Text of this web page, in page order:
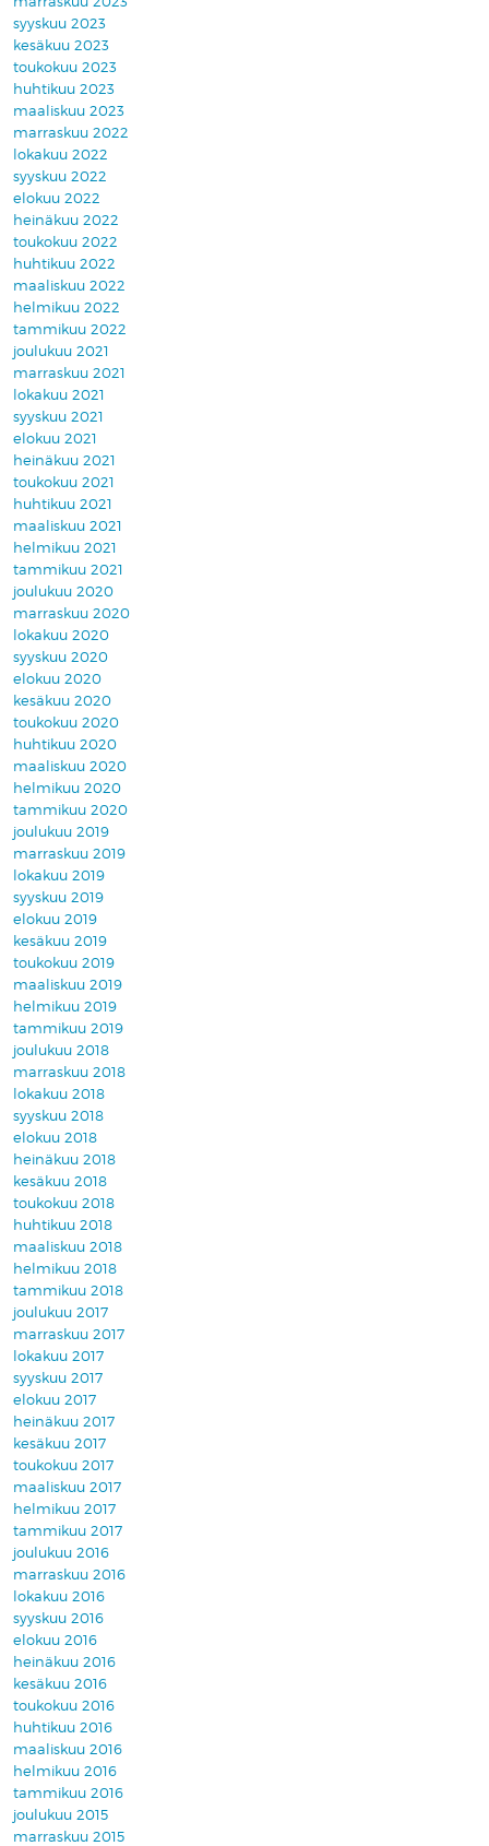
syyskuu 2023
kesäkuu 2023
toukokuu 2023
huhtikuu 2023
maaliskuu 2023
marraskuu 2022
lokakuu 2022
syyskuu 2022
elokuu 2022
heinäkuu 2022
toukokuu 2022
huhtikuu 2022
maaliskuu 2022
helmikuu 2022
tammikuu 2022
joulukuu 2021
marraskuu 2021
lokakuu 2021
syyskuu 2021
elokuu 2021
heinäkuu 2021
toukokuu 2021
huhtikuu 2021
maaliskuu 2021
helmikuu 2021
tammikuu 2021
joulukuu 2020
marraskuu 2020
lokakuu 2020
syyskuu 2020
elokuu 2020
kesäkuu 2020
toukokuu 2020
huhtikuu 2020
maaliskuu 2020
helmikuu 2020
tammikuu 2020
joulukuu 2019
marraskuu 2019
lokakuu 2019
syyskuu 2019
elokuu 2019
kesäkuu 2019
toukokuu 2019
maaliskuu 2019
helmikuu 2019
tammikuu 2019
joulukuu 2018
marraskuu 2018
lokakuu 2018
syyskuu 2018
elokuu 2018
heinäkuu 2018
kesäkuu 2018
toukokuu 2018
huhtikuu 2018
maaliskuu 2018
helmikuu 2018
tammikuu 2018
joulukuu 2017
marraskuu 2017
lokakuu 2017
syyskuu 2017
elokuu 2017
heinäkuu 2017
kesäkuu 2017
toukokuu 2017
maaliskuu 2017
helmikuu 2017
tammikuu 2017
joulukuu 2016
marraskuu 2016
lokakuu 2016
syyskuu 2016
elokuu 2016
heinäkuu 2016
kesäkuu 2016
toukokuu 2016
huhtikuu 2016
maaliskuu 2016
helmikuu 2016
tammikuu 2016
joulukuu 2015
marraskuu 2015